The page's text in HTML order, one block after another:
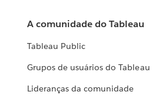
A comunidade do Tableau
Tableau Public
Grupos de usuários do Tableau
Lideranças da comunidade